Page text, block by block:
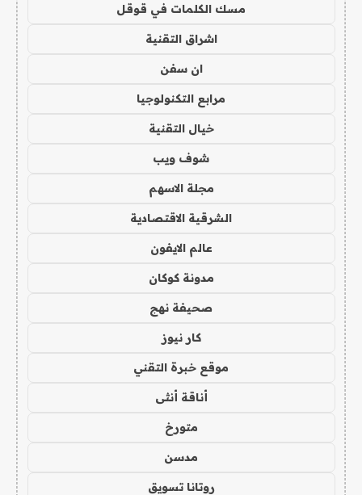
مسك الكلمات في قوقل
اشراق التقنية
ان سفن
مرابع التكنولوجيا
خيال التقنية
شوف ويب
مجلة الاسهم
الشرقية الاقتصادية
عالم الايفون
مدونة كوكان
صحيفة نهج
كار نيوز
موقع خبرة التقني
أناقة أنثى
متورخ
مدسن
روتانا تسويق